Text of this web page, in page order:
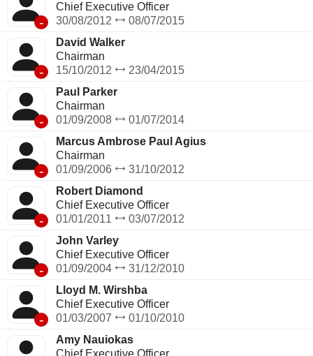
-
Chief Executive Officer
30/08/2012
08/07/2015
-
David Walker
Chairman
15/10/2012
23/04/2015
-
Paul Parker
Chairman
01/09/2008
01/07/2014
-
Marcus Ambrose Paul Agius
Chairman
01/09/2006
31/10/2012
-
Robert Diamond
Chief Executive Officer
01/01/2011
03/07/2012
-
John Varley
Chief Executive Officer
01/09/2004
31/12/2010
-
Lloyd M. Wirshba
Chief Executive Officer
01/03/2007
01/10/2010
Amy Nauiokas